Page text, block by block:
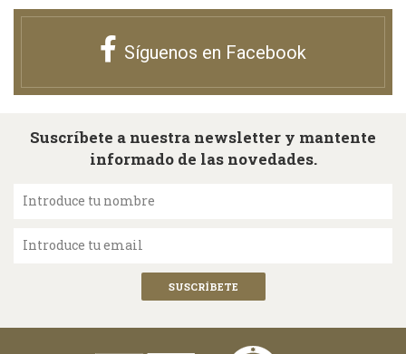
Síguenos en Facebook
Suscríbete a nuestra newsletter y mantente
informado de las novedades.
Introduce tu nombre
Introduce tu email